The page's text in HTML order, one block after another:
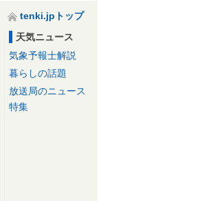
tenki.jpトップ
天気ニュース
気象予報士解説
暮らしの話題
放送局のニュース
特集